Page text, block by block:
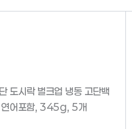
도시락 벌크업 냉동 고단백
연어포함, 345g, 5개